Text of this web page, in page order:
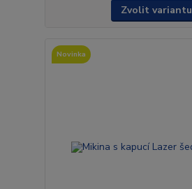
Zvolit variantu
Novinka